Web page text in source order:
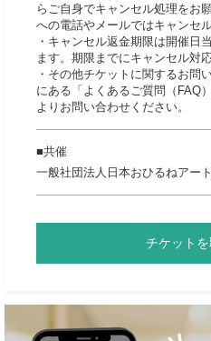
らご自身でキャンセル処理をお
への電話やメールではキャンセ
・キャンセル返金期限は開催日
ます。期限までにキャンセル対
・その他チケットに関するお問
にある「よくあるご質問（FAQ
よりお問い合わせください。
共催
一般社団法人日本おひるねアー
チケット